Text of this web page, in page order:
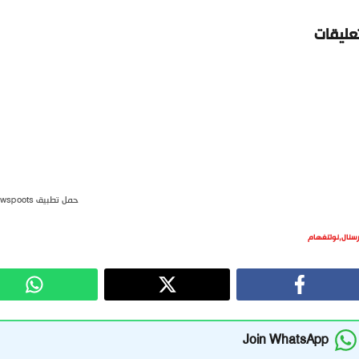
حمل تطبيق newspoots
,نوتنغهام
Join WhatsApp